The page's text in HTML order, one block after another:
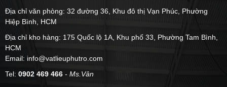
Địa chỉ văn phòng: 32 đường 36, Khu đô thị Vạn Phúc, Phường
Hiệp Bình, HCM
Địa chỉ kho hàng: 175 Quốc lộ 1A, Khu phố 33, Phường Tam Bình,
HCM
Email: info@vatlieuphutro.com
Tel: 0902 469 466 - Ms.Vân